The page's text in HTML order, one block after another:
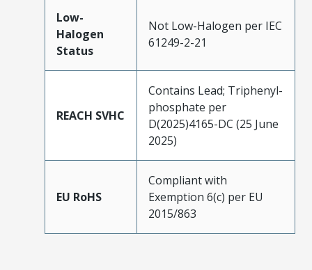
Low-
Halogen
Status
Not Low-Halogen per IEC
61249-2-21
REACH SVHC
Contains Lead; Triphenyl-
phosphate per
D(2025)4165-DC (25 June
2025)
EU RoHS
Compliant with
Exemption 6(c) per EU
2015/863